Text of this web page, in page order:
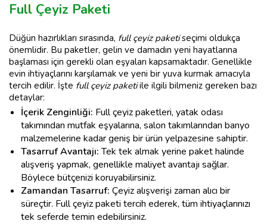
Full Çeyiz Paketi
Düğün hazırlıkları sırasında, full çeyiz paketiseçimi oldukça
önemlidir. Bu paketler, gelin ve damadın yeni hayatlarına
başlaması için gerekli olan eşyaları kapsamaktadır. Genellikle
evin ihtiyaçlarını karşılamak ve yeni bir yuva kurmak amacıyla
tercih edilir. İşte full çeyiz paketiile ilgili bilmeniz gereken bazı
detaylar:
İçerik Zenginliği: Full çeyiz paketleri, yatak odası
takımından mutfak eşyalarına, salon takımlarından banyo
malzemelerine kadar geniş bir ürün yelpazesine sahiptir.
Tasarruf Avantajı:Tek tek almak yerine paket halinde
alışveriş yapmak, genellikle maliyet avantajı sağlar.
Böylece bütçenizi koruyabilirsiniz.
Zamandan Tasarruf: Çeyiz alışverişi zaman alıcı bir
süreçtir. Full çeyiz paketi tercih ederek, tüm ihtiyaçlarınızı
tek seferde temin edebilirsiniz.